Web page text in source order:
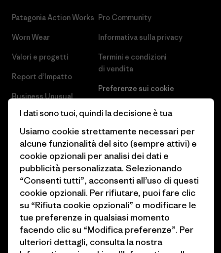
Patagonia Action Works
Worn Wear
Valori e progetti
Report d’Impatto
Business Unusual
Obiettivi climatici
1% For The Planet
Come finanziamo
Buoni regalo
Trova un negozio
Pro Community
Informativa sulla privacy
Termini e condizioni
di vendita
Preferenze sui cookie
Lavora con noi
Stampa e media
Industry program
Programma di affiliazione
Patagonia Italia Mappa del sito
I dati sono tuoi, quindi la decisione è tua
Usiamo cookie strettamente necessari per
alcune funzionalità del sito (sempre attivi) e
cookie opzionali per analisi dei dati e
pubblicità personalizzata. Selezionando
“Consenti tutti”, acconsenti all’uso di questi
cookie opzionali. Per rifiutare, puoi fare clic
su “Rifiuta cookie opzionali” o modificare le
tue preferenze in qualsiasi momento
facendo clic su “Modifica preferenze”. Per
ulteriori dettagli, consulta la nostra